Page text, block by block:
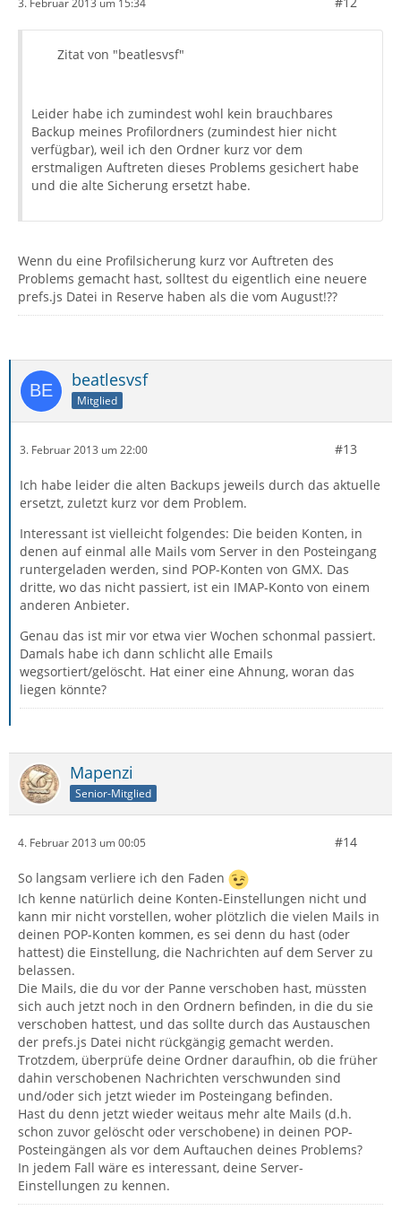
Zitat von "beatlesvsf"
Leider habe ich zumindest wohl kein brauchbares
Backup meines Profilordners (zumindest hier nicht
verfügbar), weil ich den Ordner kurz vor dem
erstmaligen Auftreten dieses Problems gesichert habe
und die alte Sicherung ersetzt habe.
Wenn du eine Profilsicherung kurz vor Auftreten des
Problems gemacht hast, solltest du eigentlich eine neuere
prefs.js Datei in Reserve haben als die vom August!??
beatlesvsf
Mitglied
3. Februar 2013 um 22:00 #13
Ich habe leider die alten Backups jeweils durch das aktuelle
ersetzt, zuletzt kurz vor dem Problem.
Interessant ist vielleicht folgendes: Die beiden Konten, in
denen auf einmal alle Mails vom Server in den Posteingang
runtergeladen werden, sind POP-Konten von GMX. Das
dritte, wo das nicht passiert, ist ein IMAP-Konto von einem
anderen Anbieter.
Genau das ist mir vor etwa vier Wochen schonmal passiert.
Damals habe ich dann schlicht alle Emails
wegsortiert/gelöscht. Hat einer eine Ahnung, woran das
liegen könnte?
Mapenzi
Senior-Mitglied
4. Februar 2013 um 00:05 #14
So langsam verliere ich den Faden
Ich kenne natürlich deine Konten-Einstellungen nicht und
kann mir nicht vorstellen, woher plötzlich die vielen Mails in
deinen POP-Konten kommen, es sei denn du hast (oder
hattest) die Einstellung, die Nachrichten auf dem Server zu
belassen.
Die Mails, die du vor der Panne verschoben hast, müssten
sich auch jetzt noch in den Ordnern befinden, in die du sie
verschoben hattest, und das sollte durch das Austauschen
der prefs.js Datei nicht rückgängig gemacht werden.
Trotzdem, überprüfe deine Ordner daraufhin, ob die früher
dahin verschobenen Nachrichten verschwunden sind
und/oder sich jetzt wieder im Posteingang befinden.
Hast du denn jetzt wieder weitaus mehr alte Mails (d.h.
schon zuvor gelöscht oder verschobene) in deinen POP-
Posteingängen als vor dem Auftauchen deines Problems?
In jedem Fall wäre es interessant, deine Server-
Einstellungen zu kennen.